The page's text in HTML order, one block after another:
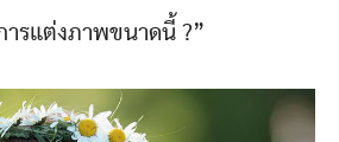
ารแต่งภาพขนาดนี้ ?”